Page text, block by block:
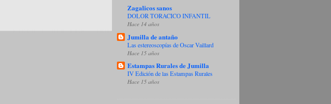
Zagalicos sanos
DOLOR TORACICO INFANTIL
Hace 14 años
Jumilla de antaño
Las estereoscopías de Oscar Vaillard
Hace 15 años
Estampas Rurales de Jumilla
IV Edición de las Estampas Rurales
Hace 15 años